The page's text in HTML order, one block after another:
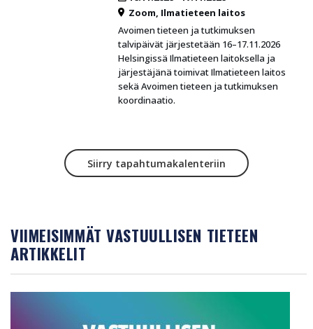
Zoom Ilmatieteen laitos
Avoimen tieteen ja tutkimuksen
talvipäivät järjestetään 16–17.11.2026
Helsingissä Ilmatieteen laitoksella ja
järjestäjänä toimivat Ilmatieteen laitos
sekä Avoimen tieteen ja tutkimuksen
koordinaatio.
Siirry tapahtumakalenteriin
VIIMEISIMMÄT VASTUULLISEN TIETEEN
ARTIKKELIT